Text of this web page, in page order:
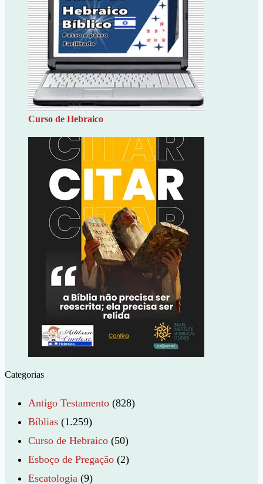
Curso de Hebraico
Categorias
Antigo Testamento (828)
Bíblias (1.259)
Curso de Hebraico (50)
Esboço de Pregação (2)
Escatologia (9)